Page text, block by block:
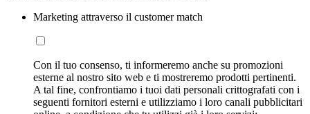
Marketing attraverso il customer match
Con il tuo consenso, ti informeremo anche su promozioni
esterne al nostro sito web e ti mostreremo prodotti pertinenti.
A tal fine, confrontiamo i tuoi dati personali crittografati con i
seguenti fornitori esterni e utilizziamo i loro canali pubblicitari